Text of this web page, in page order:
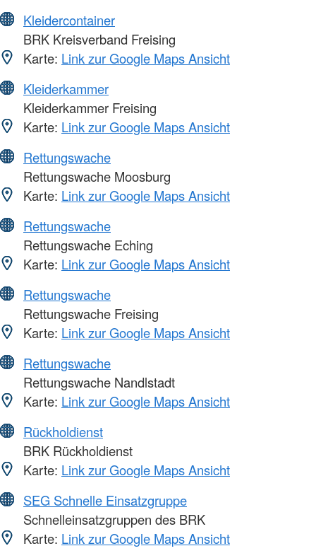
Kleidercontainer
BRK Kreisverband Freising
Karte: Link zur Google Maps Ansicht
Kleiderkammer
Kleiderkammer Freising
Karte: Link zur Google Maps Ansicht
Rettungswache
Rettungswache Moosburg
Karte: Link zur Google Maps Ansicht
Rettungswache
Rettungswache Eching
Karte: Link zur Google Maps Ansicht
Rettungswache
Rettungswache Freising
Karte: Link zur Google Maps Ansicht
Rettungswache
Rettungswache Nandlstadt
Karte: Link zur Google Maps Ansicht
Rückholdienst
BRK Rückholdienst
Karte: Link zur Google Maps Ansicht
SEG Schnelle Einsatzgruppe
Schnelleinsatzgruppen des BRK
Karte: Link zur Google Maps Ansicht